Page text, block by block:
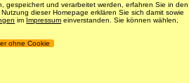
gespeichert und verarbeitet werden, erfahren Sie in den
Nutzung dieser Homepage erklären Sie sich damit sowie
im Impressum einverstanden. Sie können wählen,
ohne Cookie